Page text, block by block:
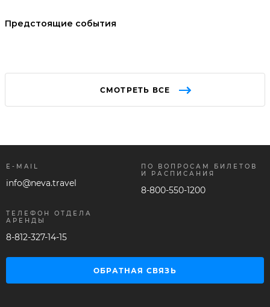
Предстоящие события
СМОТРЕТЬ ВСЕ
E-MAIL
info@neva.travel
ПО ВОПРОСАМ БИЛЕТОВ
И РАСПИСАНИЯ
8-800-550-1200
ТЕЛЕФОН ОТДЕЛА
АРЕНДЫ
8-812-327-14-15
ОБРАТНАЯ СВЯЗЬ